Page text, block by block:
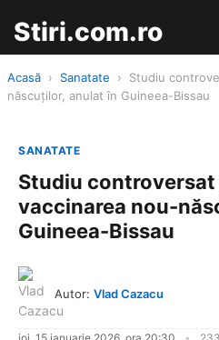
Stiri.com.ro
Acasă › Sanatate ›
Studiu
născuților, anulat în Guineea-Bissau
SANATATE
Studiu
vaccinarea nou-
Guineea-Bissau
Autor: Vlad Cazacu